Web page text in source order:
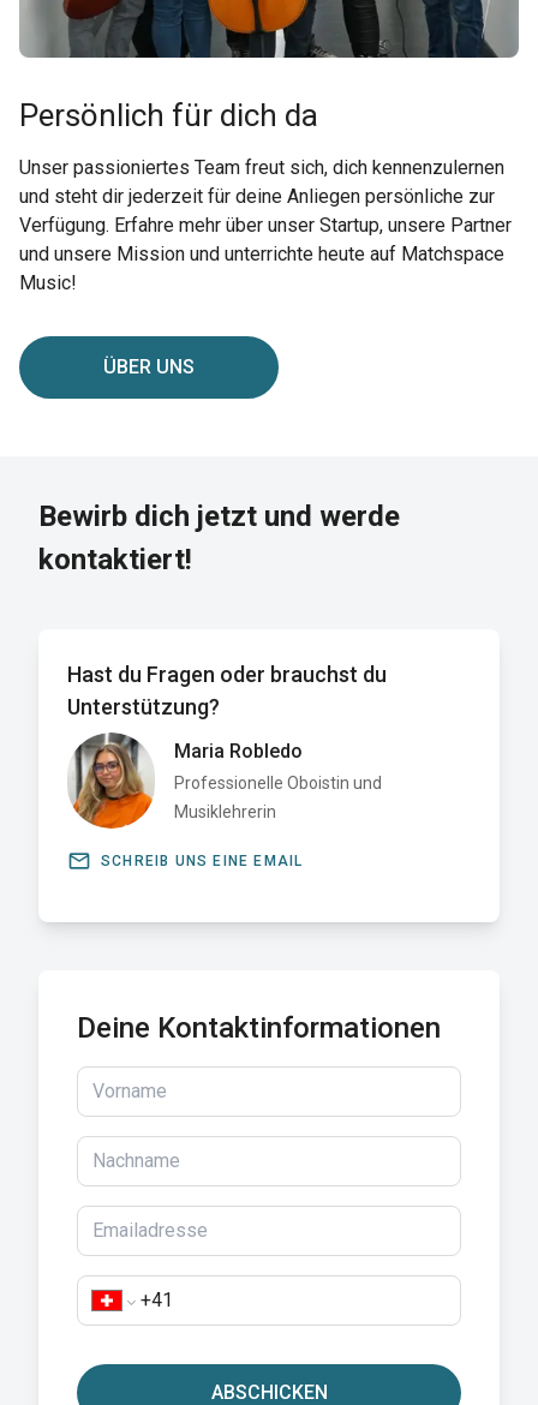
Persönlich für dich da
Unser passioniertes Team freut sich, dich kennenzulernen
und steht dir jederzeit für deine Anliegen persönliche zur
Verfügung. Erfahre mehr über unser Startup, unsere Partner
und unsere Mission und unterrichte heute auf Matchspace
Music!
ÜBER UNS
Bewirb dich jetzt und werde
kontaktiert!
Hast du Fragen oder brauchst du
Unterstützung?
Maria Robledo
Professionelle Oboistin und
Musiklehrerin
email SCHREIB UNS EINE EMAIL
Deine Kontaktinformationen
ABSCHICKEN